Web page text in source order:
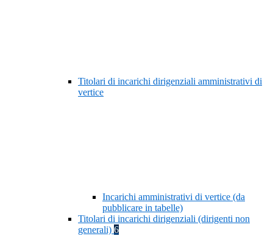
Titolari di incarichi dirigenziali amministrativi di
vertice
Incarichi amministrativi di vertice (da
pubblicare in tabelle)
Titolari di incarichi dirigenziali (dirigenti non
generali) 6